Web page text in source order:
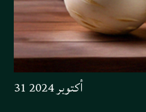
31 أكتوبر 2024